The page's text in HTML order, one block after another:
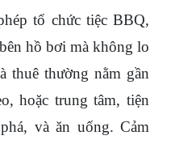
tổ chức tiệc BBQ,
hồ bơi mà không lo
thuê thường nằm gần
hoặc trung tâm, tiện
và ăn uống. Cảm